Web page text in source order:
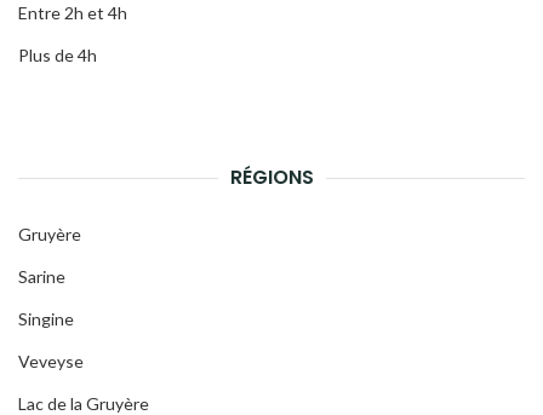
Entre 2h et 4h
Plus de 4h
RÉGIONS
Gruyère
Sarine
Singine
Veveyse
Lac de la Gruyère